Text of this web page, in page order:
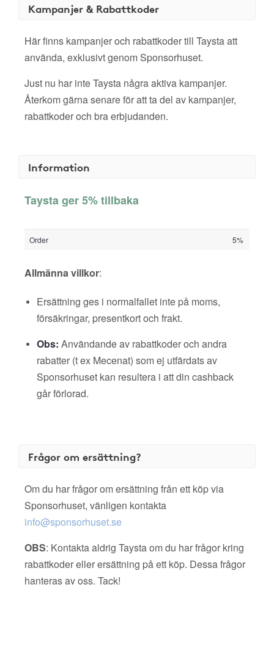
Kampanjer & Rabattkoder
Här finns kampanjer och rabattkoder till Taysta att
använda, exklusivt genom Sponsorhuset.
Just nu har inte Taysta några aktiva kampanjer.
Återkom gärna senare för att ta del av kampanjer,
rabattkoder och bra erbjudanden.
Information
Taysta ger 5% tillbaka
Order 5%
Allmänna villkor:
Ersättning ges i normalfallet inte på moms,
försäkringar, presentkort och frakt.
Obs: Användande av rabattkoder och andra
rabatter (t ex Mecenat) som ej utfärdats av
Sponsorhuset kan resultera i att din cashback
går förlorad.
Frågor om ersättning?
Om du har frågor om ersättning från ett köp via
Sponsorhuset, vänligen kontakta
info@sponsorhuset.se
OBS: Kontakta aldrig Taysta om du har frågor kring
rabattkoder eller ersättning på ett köp. Dessa frågor
hanteras av oss. Tack!